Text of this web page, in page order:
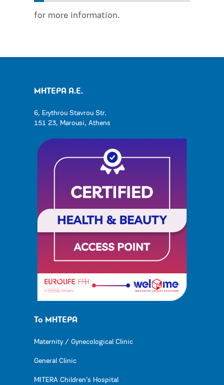
for more information.
ΜΗΤΕΡΑ Α.Ε.
6, Erythrou Stavrou Str.
151 23, Marousi, Athens
Το ΜΗΤΕΡΑ
Maternity / Gynecological Clinic
General Clinic
MITERA Children’s Hospital